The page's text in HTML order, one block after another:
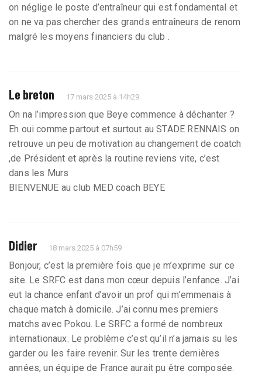
on néglige le poste d’entraîneur qui est fondamental et
on ne va pas chercher des grands entraîneurs de renom
malgré les moyens financiers du club .
Le breton 17 mars 2025 à 14h29
On na l’impression que Beye commence à déchanter ?
Eh oui comme partout et surtout au STADE RENNAIS on
retrouve un peu de motivation au changement de coatch
,de Président et après la routine reviens vite, c’est
dans les Murs
BIENVENUE au club MED coach BEYE
Didier 18 mars 2025 à 07h59
Bonjour, c’est la première fois que je m’exprime sur ce
site. Le SRFC est dans mon cœur depuis l’enfance. J’ai
eut la chance enfant d’avoir un prof qui m’emmenais à
chaque match à domicile. J’ai connu mes premiers
matchs avec Pokou. Le SRFC a formé de nombreux
internationaux. Le problème c’est qu’il n’a jamais su les
garder ou les faire revenir. Sur les trente dernières
années, un équipe de France aurait pu être composée.